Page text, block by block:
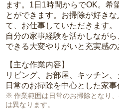
ます。1日1時間からでOK。希
とができます。お掃除が好き
て、お仕事していただきます。
自分の家事経験を活かしなが
できる大変やりがいと充実感の
【主な作業内容】
リビング、お部屋、キッチン
日常のお掃除を中心とした家事
作業範囲は日常のお掃除となり
は異なります。